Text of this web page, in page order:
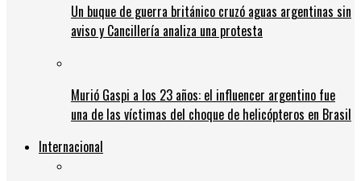
Un buque de guerra británico cruzó aguas argentinas sin
aviso y Cancillería analiza una protesta
Murió Gaspi a los 23 años: el influencer argentino fue
una de las víctimas del choque de helicópteros en Brasil
Internacional